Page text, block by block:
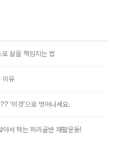
삶을 책임지는 법
이유
'이것'으로 벗어나세요.
서 하는 허리골반 재활운동!